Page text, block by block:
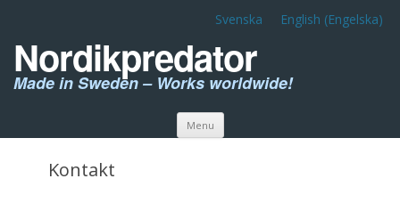
Svenska English (Engelska)
Nordikpredator
Made in Sweden – Works worldwide!
Menu Skip to content
Kontakt